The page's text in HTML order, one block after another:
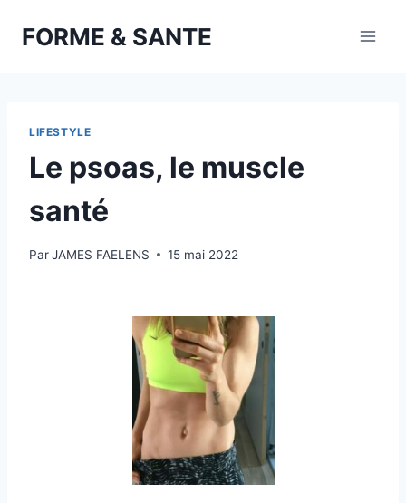
FORME & SANTE
LIFESTYLE
Le psoas, le muscle
santé
ParJAMES FAELENS 15 mai 2022